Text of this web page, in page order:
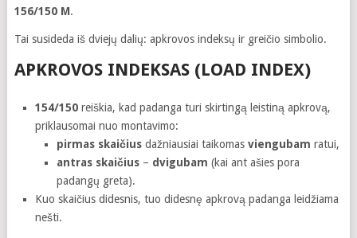
156/150 M.
Tai susideda iš dviejų dalių: apkrovos indeksų ir greičio simbolio.
APKROVOS INDEKSAS (LOAD INDEX)
154/150 reiškia, kad padanga turi skirtingą leistiną apkrovą,
priklausomai nuo montavimo:
pirmas skaičiusdažniausiai taikomas viengubam ratui,
antras skaičius– dvigubam (kai ant ašies pora
padangų greta).
Kuo skaičius didesnis, tuo didesnę apkrovą padanga leidžiama
nešti.